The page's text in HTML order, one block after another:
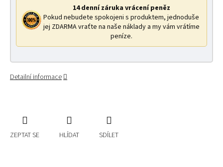
14 denní záruka vrácení peněz
Pokud nebudete spokojeni s produktem, jednoduše
jej ZDARMA vraťte na naše náklady a my vám vrátíme
peníze.
Detailní informace
ZEPTAT SE HLÍDAT SDÍLET